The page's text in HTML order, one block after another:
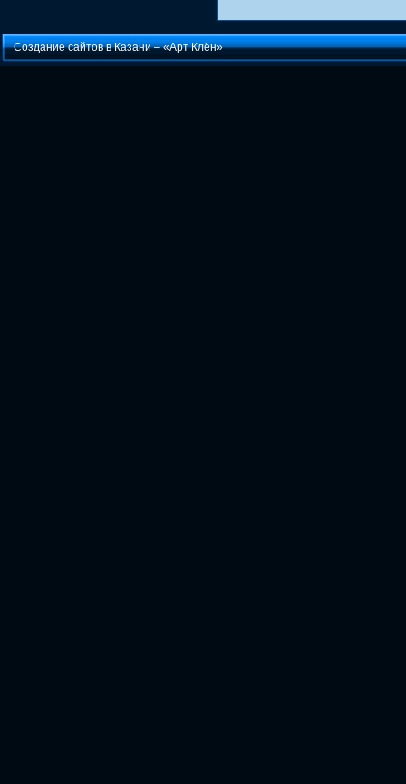
Создание сайтов в Казани –«Арт Клён»